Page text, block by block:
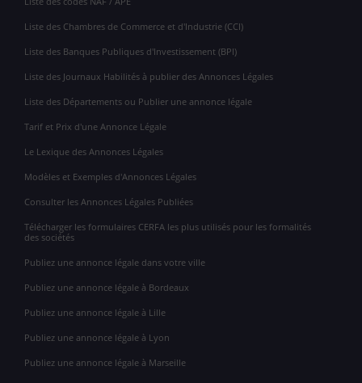
Liste des Chambres de Commerce et d'Industrie (CCI)
Liste des Banques Publiques d'Investissement (BPI)
Liste des Journaux Habilités à publier des Annonces Légales
Liste des Départements ou Publier une annonce légale
Tarif et Prix d'une Annonce Légale
Le Lexique des Annonces Légales
Modèles et Exemples d'Annonces Légales
Consulter les Annonces Légales Publiées
Télécharger les formulaires CERFA les plus utilisés pour les formalités
des sociétés
Publiez une annonce légale dans votre ville
Publiez une annonce légale à Bordeaux
Publiez une annonce légale à Lille
Publiez une annonce légale à Lyon
Publiez une annonce légale à Marseille